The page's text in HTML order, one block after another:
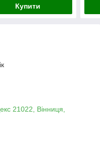
Купити
21022, Вінниця,